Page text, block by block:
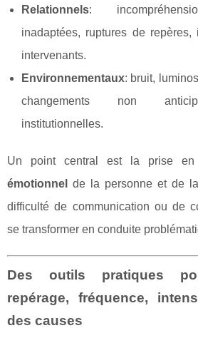
Relationnels:
inadaptées, ruptures de repères,
intervenants.
Environnementaux: bruit,
changements non
institutionnelles.
Un point central est la prise
émotionnel
de la personne et de
difficulté de communication ou de
se transformer en conduite
Des outils pratiques
repérage, fréquence,
des causes